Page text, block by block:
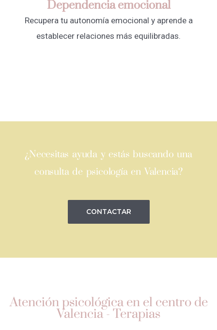
Dependencia emocional
Recupera tu autonomía emocional y aprende a
establecer relaciones más equilibradas.
¿Necesitas ayuda y estás buscando una
consulta de psicología en Valencia?
CONTACTAR
Atención psicológica en el centro de
Valencia - Terapias